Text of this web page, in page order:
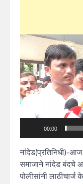
Video
00:00
नांदेड(प्रतिनिधी)-आज
समाजाने नांदेड बंदचे
पोलीसांनी